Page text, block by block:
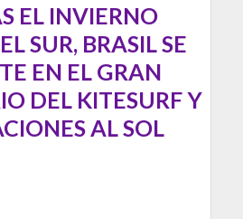
EL INVIERNO
SUR, BRASIL SE
EN EL GRAN
DEL KITESURF Y
AL SOL